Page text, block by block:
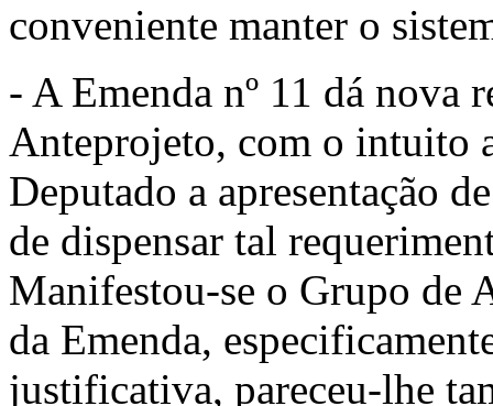
conveniente manter o
- A Emenda nº 11 dá nova
Anteprojeto, com o intuito
Deputado a apresenta­ção
de dispensar tal
Manifestou-se o Grupo de
da Emenda,
justificativa, pareceu-lhe